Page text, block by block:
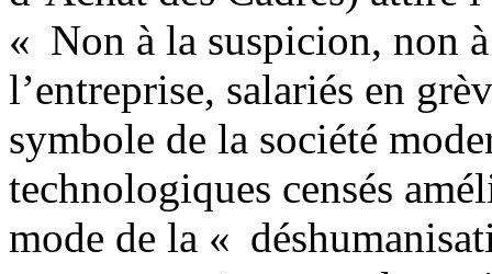
« Non à la suspicion, non
l’entreprise, salariés en
symbole de la société
technologiques censés
mode de la «